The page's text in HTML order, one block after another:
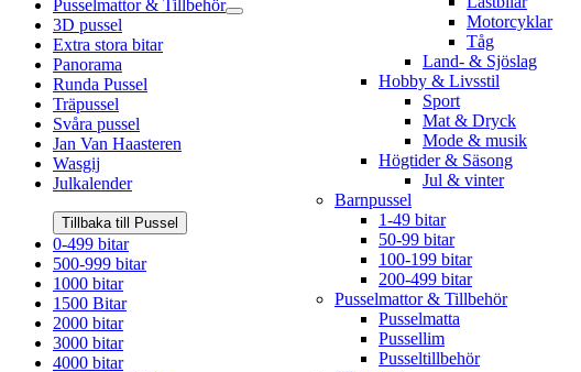
Motorcyklar
Tåg
Land- & Sjöslag
Hobby & Livsstil
Sport
Mat & Dryck
Mode & musik
Högtider & Säsong
Jul & vinter
Barnpussel
1-49 bitar
50-99 bitar
100-199 bitar
200-499 bitar
Pusselmattor & Tillbehör
Pusselmatta
Pussellim
Pusseltillbehör
Pusselmattor & Tillbehör
3D pussel
Extra stora bitar
Panorama
Runda Pussel
Träpussel
Svåra pussel
Jan Van Haasteren
Wasgij
Julkalender
Tillbaka till Pussel
0-499 bitar
500-999 bitar
1000 bitar
1500 Bitar
2000 bitar
3000 bitar
4000 bitar